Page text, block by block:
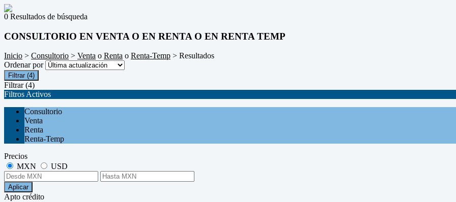
0 Resultados de búsqueda
CONSULTORIO EN VENTA O EN RENTA O EN RENTA TEMP
Inicio > Consultorio > Venta o Renta o Renta-Temp > Resultados
Ordenar por
Filtrar (4)
Filtrar (4)
Filtros Activos
Consultorio
Venta
Renta
Renta-Temp
Precios
MXN
USD
Aplicar
Apto crédito